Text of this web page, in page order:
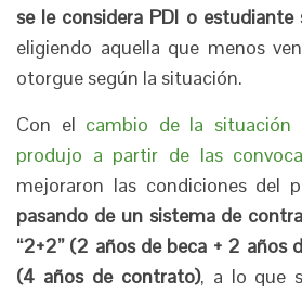
se le considera PDI o
eligiendo aquella que menos
otorgue según la situación.
Con el cambio de la situación
produjo a partir de las
mejoraron las condiciones del
pasando de un sistema de
“2+2” (2 años de beca + 2 años
(4 años de contrato), a lo que